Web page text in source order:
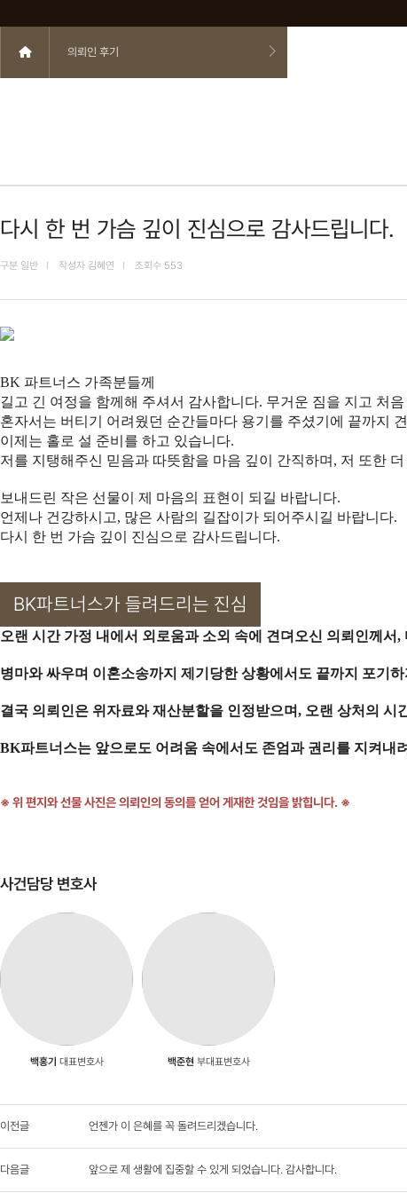
의뢰인 후기
다시 한 번 가슴 깊이 진심으로 감사드립니다.
구분 일반 작성자 김혜연 조회수 553
BK 파트너스 가족분들께
길고 긴 여정을 함께해 주셔서 감사합니다. 무거운 짐을 지고 처
혼자서는 버티기 어려웠던 순간들마다 용기를 주셨기에 끝까지
이제는 홀로 설 준비를 하고 있습니다.
저를 지탱해주신 믿음과 따뜻함을 마음 깊이 간직하며, 저 또한
보내드린 작은 선물이 제 마음의 표현이 되길 바랍니다.
언제나 건강하시고, 많은 사람의 길잡이가 되어주시길 바랍니다.
다시 한 번 가슴 깊이 진심으로 감사드립니다.
BK파트너스가 들려드리는 진심
오랜 시간 가정 내에서 외로움과 소외 속에 견뎌오신 의뢰인께
병마와 싸우며 이혼소송까지 제기당한 상황에서도 끝까지 포기
결국 의뢰인은 위자료와 재산분할을 인정받으며, 오랜 상처의
BK파트너스는 앞으로도 어려움 속에서도 존엄과 권리를 지켜내
※ 위 편지와 선물 사진은 의뢰인의 동의를 얻어 게재한 것임을 밝힙니다. ※
사건담당 변호사
백홍기 대표변호사 백준현 부대표변호사
이전글 언젠가 이 은혜를 꼭 돌려드리겠습니다.
다음글 앞으로 제 생활에 집중할 수 있게 되었습니다. 감사합니다.